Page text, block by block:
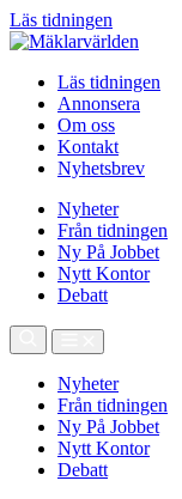
Läs tidningen
Läs tidningen
Annonsera
Om oss
Kontakt
Nyhetsbrev
Nyheter
Från tidningen
Ny På Jobbet
Nytt Kontor
Debatt
Nyheter
Från tidningen
Ny På Jobbet
Nytt Kontor
Debatt